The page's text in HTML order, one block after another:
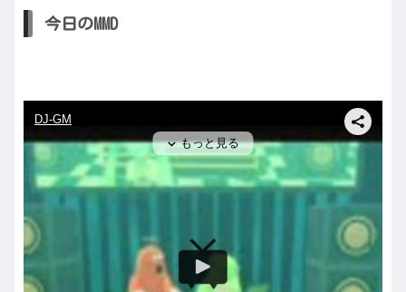
今日のMMD